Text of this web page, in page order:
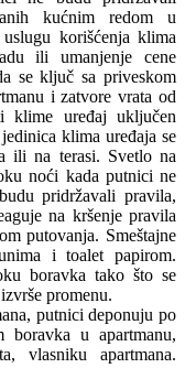
kućnim redom u
korišćenja klima
ili umanjenje cene
se ključ sa priveskom
i zatvore vrata od
klime uređaj uključen
klima uređaja se
ili na terasi. Svetlo na
noći kada putnici ne
pridržavali pravila,
na kršenje pravila
putovanja. Smeštajne
i toalet papirom.
boravka tako što se
promenu.
putnici deponuju po
boravka u apartmanu,
vlasniku apartmana.